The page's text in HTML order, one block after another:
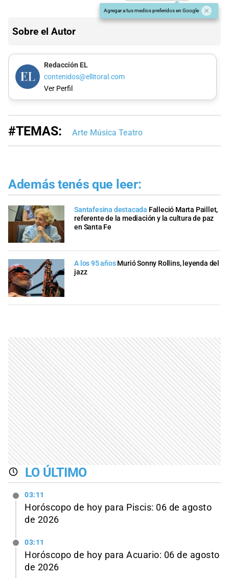
Agregar a tus medios preferidos en Google
Sobre el Autor
Redacción EL
contenidos@ellitoral.com
Ver Perfil
#TEMAS: Arte Música Teatro
Además tenés que leer:
Santafesina destacada Falleció Marta Paillet,
referente de la mediación y la cultura de paz
en Santa Fe
A los 95 años Murió Sonny Rollins, leyenda del
jazz
LO ÚLTIMO
03:11
Horóscopo de hoy para Piscis: 06 de agosto
de 2026
03:11
Horóscopo de hoy para Acuario: 06 de agosto
de 2026